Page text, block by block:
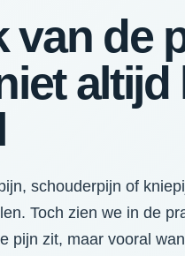
van de
altijd
schouderpijn of
Toch zien we in de
pijn zit, maar vooral